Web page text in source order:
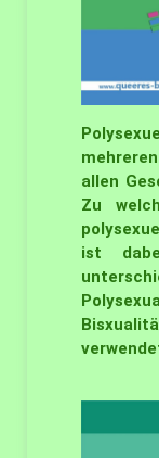
allen
Zu
ist